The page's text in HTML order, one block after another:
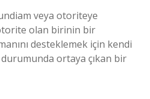
veya otoriteye
olan birinin bir
desteklemek için kendi
ortaya çıkan bir